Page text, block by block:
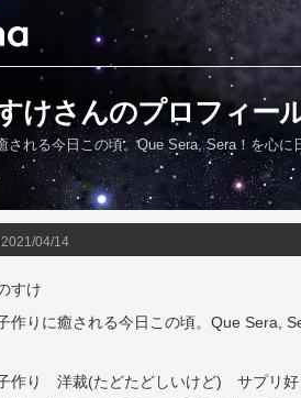
けさんのプロフィー
される今日この頃。Que Sera, Sera！を心に
2021/04/14
すけ
作りに癒される今日この頃。Que Sera,
作り 洋裁(たどたどしいけど) サプリ